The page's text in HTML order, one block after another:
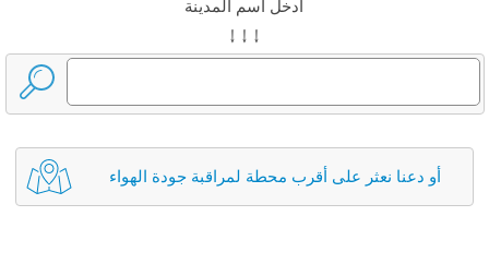
أدخل اسم المدينة
↓ ↓ ↓
أو دعنا نعثر على أقرب محطة لمراقبة جودة الهواء